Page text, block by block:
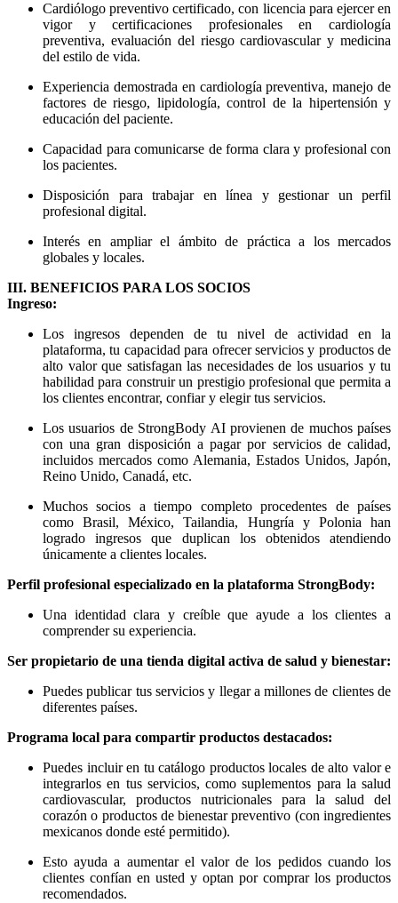
Cardiólogo preventivo certificado, con licencia para ejercer en
vigor y certificaciones profesionales en cardiología
preventiva, evaluación del riesgo cardiovascular y medicina
del estilo de vida.
Experiencia demostrada en cardiología preventiva, manejo de
factores de riesgo, lipidología, control de la hipertensión y
educación del paciente.
Capacidad para comunicarse de forma clara y profesional con
los pacientes.
Disposición para trabajar en línea y gestionar un perfil
profesional digital.
Interés en ampliar el ámbito de práctica a los mercados
globales y locales.
III. BENEFICIOS PARA LOS SOCIOS
Ingreso:
Los ingresos dependen de tu nivel de actividad en la
plataforma, tu capacidad para ofrecer servicios y productos de
alto valor que satisfagan las necesidades de los usuarios y tu
habilidad para construir un prestigio profesional que permita a
los clientes encontrar, confiar y elegir tus servicios.
Los usuarios de StrongBody AI provienen de muchos países
con una gran disposición a pagar por servicios de calidad,
incluidos mercados como Alemania, Estados Unidos, Japón,
Reino Unido, Canadá, etc.
Muchos socios a tiempo completo procedentes de países
como Brasil, México, Tailandia, Hungría y Polonia han
logrado ingresos que duplican los obtenidos atendiendo
únicamente a clientes locales.
Perfil profesional especializado en la plataforma StrongBody:
Una identidad clara y creíble que ayude a los clientes a
comprender su experiencia.
Ser propietario de una tienda digital activa de salud y bienestar:
Puedes publicar tus servicios y llegar a millones de clientes de
diferentes países.
Programa local para compartir productos destacados:
Puedes incluir en tu catálogo productos locales de alto valor e
integrarlos en tus servicios, como suplementos para la salud
cardiovascular, productos nutricionales para la salud del
corazón o productos de bienestar preventivo (con ingredientes
mexicanos donde esté permitido).
Esto ayuda a aumentar el valor de los pedidos cuando los
clientes confían en usted y optan por comprar los productos
recomendados.